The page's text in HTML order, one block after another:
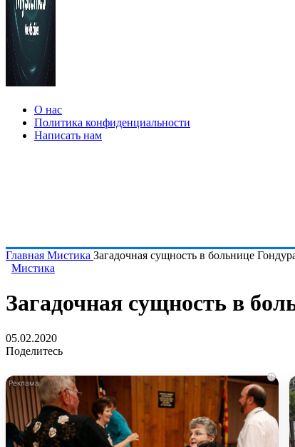
О нас
Политика конфиденциальности
Написать нам
Главная Мистика Загадочная сущность в больнице
Мистика
Загадочная сущность в
05.02.2020
Поделитесь
i